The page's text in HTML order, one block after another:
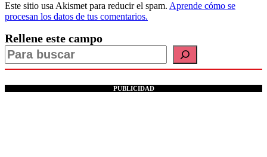
Este sitio usa Akismet para reducir el spam. Aprende cómo se
procesan los datos de tus comentarios.
Rellene este campo
PUBLICIDAD